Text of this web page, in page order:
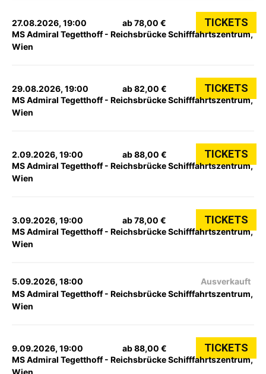
27.08.2026, 19:00
MS Admiral Tegetthoff - Reichsbrücke Schifffahrtszentrum,
Wien
ab 78,00 € TICKETS
29.08.2026, 19:00
MS Admiral Tegetthoff - Reichsbrücke Schifffahrtszentrum,
Wien
ab 82,00 € TICKETS
2.09.2026, 19:00
MS Admiral Tegetthoff - Reichsbrücke Schifffahrtszentrum,
Wien
ab 88,00 € TICKETS
3.09.2026, 19:00
MS Admiral Tegetthoff - Reichsbrücke Schifffahrtszentrum,
Wien
ab 78,00 € TICKETS
5.09.2026, 18:00
MS Admiral Tegetthoff - Reichsbrücke Schifffahrtszentrum,
Wien
Ausverkauft
9.09.2026, 19:00
MS Admiral Tegetthoff - Reichsbrücke Schifffahrtszentrum,
Wien
ab 88,00 € TICKETS